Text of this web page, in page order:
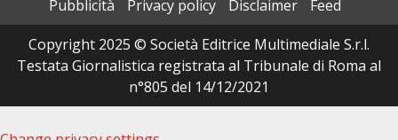
Pubblicità
Privacy policy Disclaimer
Feed
Copyright 2025 © Società Editrice Multimediale S.r.l.
Testata Giornalistica registrata al Tribunale di Roma al
n°805 del 14/12/2021